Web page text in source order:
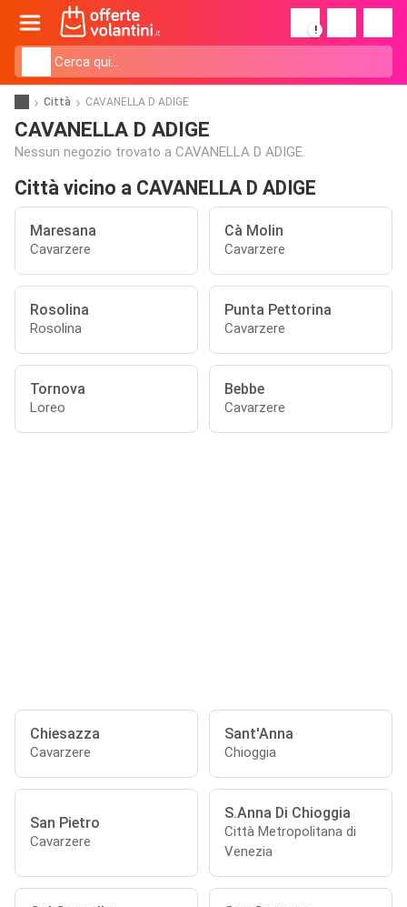
!
Città CAVANELLA D ADIGE
CAVANELLA D ADIGE
Nessun negozio trovato a CAVANELLA D ADIGE.
Città vicino a CAVANELLA D ADIGE
Maresana
Cavarzere
Cà Molin
Cavarzere
Rosolina
Rosolina
Punta Pettorina
Cavarzere
Tornova
Loreo
Bebbe
Cavarzere
Chiesazza
Cavarzere
Sant'Anna
Chioggia
San Pietro
Cavarzere
S.Anna Di Chioggia
Città Metropolitana di
Venezia